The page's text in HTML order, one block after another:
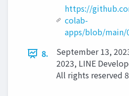
https://
colab-
apps/blob/main/
8.
September 13,
2023, LINE
All rights reserved 8